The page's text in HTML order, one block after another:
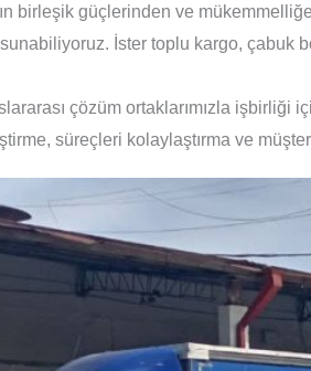
birleşik güçlerinden ve
İster toplu kargo, çabuk
çözüm ortaklarımızla
süreçleri kolaylaştırma ve